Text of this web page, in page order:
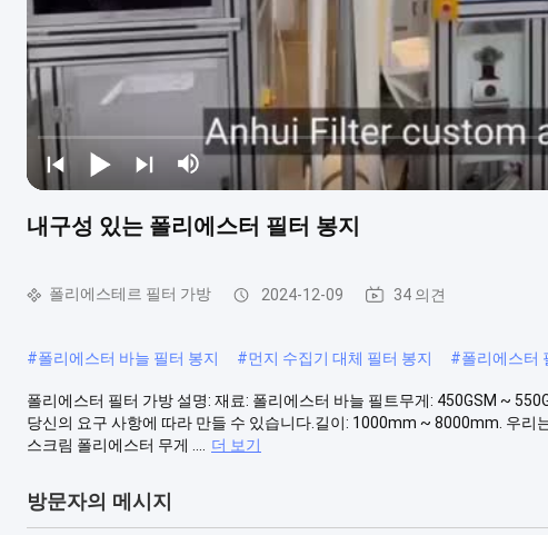
내구성 있는 폴리에스터 필터 봉지
폴리에스테르 필터 가방 2024-12-09 34 의견
#폴리에스터 바늘 필터 봉지 #먼지 수집기 대체 필터 봉지 #폴리에스터
폴리에스터 필터 가방 설명: 재료: 폴리에스터 바늘 필트무게: 450GSM ~
당신의 요구 사항에 따라 만들 수 있습니다.길이: 1000mm ~ 8000mm. 우리
스크림 폴리에스터 무게 ....
더 보기
방문자의 메시지